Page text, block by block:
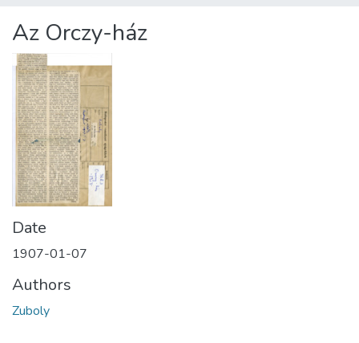
Statistics
About us
Az Orczy-ház
Date
1907-01-07
Authors
Zuboly